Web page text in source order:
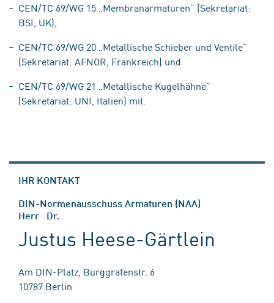
CEN/TC 69/WG 15 „Membranarmaturen” (Sekretariat:
BSI, UK),
CEN/TC 69/WG 20 „Metallische Schieber und Ventile”
(Sekretariat: AFNOR, Frankreich) und
CEN/TC 69/WG 21 „Metallische Kugelhähne”
(Sekretariat: UNI, Italien) mit.
IHR KONTAKT
DIN-Normenausschuss Armaturen (NAA)
Herr Dr.
Justus Heese-Gärtlein
Am DIN-Platz, Burggrafenstr. 6
10787 Berlin